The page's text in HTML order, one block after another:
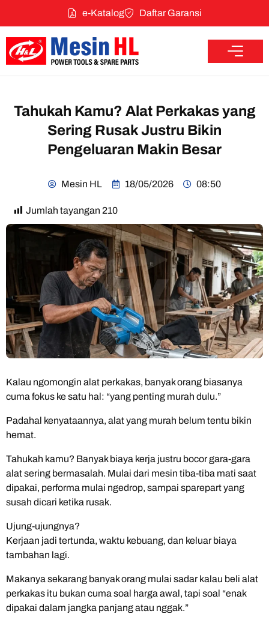
e-Katalog Daftar Garansi
Tahukah Kamu? Alat Perkakas yang
Sering Rusak Justru Bikin
Pengeluaran Makin Besar
Mesin HL 18/05/2026 08:50
Jumlah tayangan 210
Kalau ngomongin alat perkakas, banyak orang biasanya
cuma fokus ke satu hal: “yang penting murah dulu.”
Padahal kenyataannya, alat yang murah belum tentu bikin
hemat.
Tahukah kamu? Banyak biaya kerja justru bocor gara-gara
alat sering bermasalah. Mulai dari mesin tiba-tiba mati saat
dipakai, performa mulai ngedrop, sampai sparepart yang
susah dicari ketika rusak.
Ujung-ujungnya?
Kerjaan jadi tertunda, waktu kebuang, dan keluar biaya
tambahan lagi.
Makanya sekarang banyak orang mulai sadar kalau beli alat
perkakas itu bukan cuma soal harga awal, tapi soal “enak
dipakai dalam jangka panjang atau nggak.”